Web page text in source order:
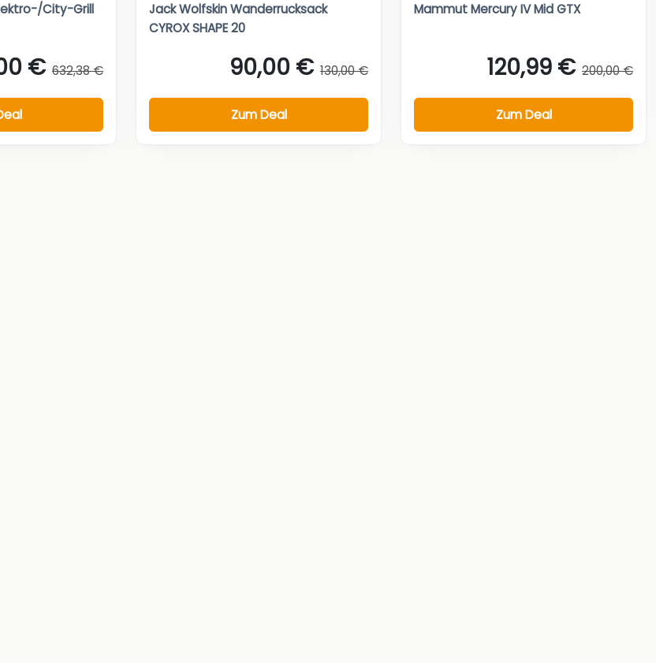
City-Grill
€ 632,38 €
Jack Wolfskin Wanderrucksack
CYROX SHAPE 20
90,00 € 130,00 €
Zum Deal
Mammut Mercury IV Mid GTX
120,99 € 200,00 €
Zum Deal